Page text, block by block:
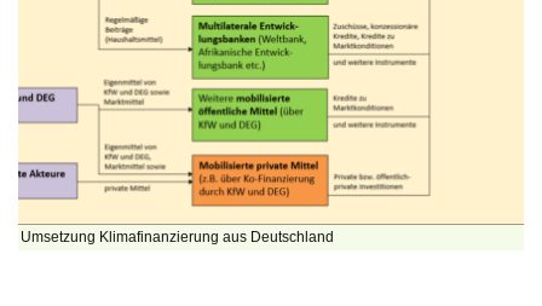
Umsetzung Klimafinanzierung aus Deutschland